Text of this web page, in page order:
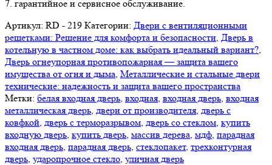
7. гарантийное и сервисное обслуживание.
Артикул: RD - 219 Категории: Двери с вентиляционными
решетками: Решение для комфорта и безопасности, Дверь в
котельную в частном доме: как выбрать идеальный вариант?,
Дверь огнеупорная противопожарная — защита вашего
имущества от огня и дыма, Металлические и стальные двери
технические: надежность и защита вашего пространства
Метки: белая входная дверь, входная, входная дверь, входная
металлическая дверь, двери от производителя, дверь с
ковфкой, дверь с терморазрывом, дверь со стеклом, купить
входную дверь, купить дверь, массив дерева, мдф, парадная
входная дверь, парадная дверь, стеклопакет, трехконтурная
дверь, ударопрочное стекло, уличная дверь